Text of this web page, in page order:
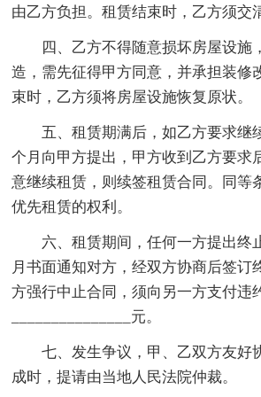
由乙方负担。租赁结束时，乙方须交
四、乙方不得随意损坏房屋设施
造，需先征得甲方同意，并承担装修
束时，乙方须将房屋设施恢复原状。
五、租赁期满后，如乙方要求继
个月向甲方提出，甲方收到乙方要求
意继续租赁，则续签租赁合同。同等
优先租赁的权利。
六、租赁期间，任何一方提出终
月书面通知对方，经双方协商后签订
方强行中止合同，须向另一方支付违
_______________元。
七、发生争议，甲、乙双方友好
成时，提请由当地人民法院仲裁。